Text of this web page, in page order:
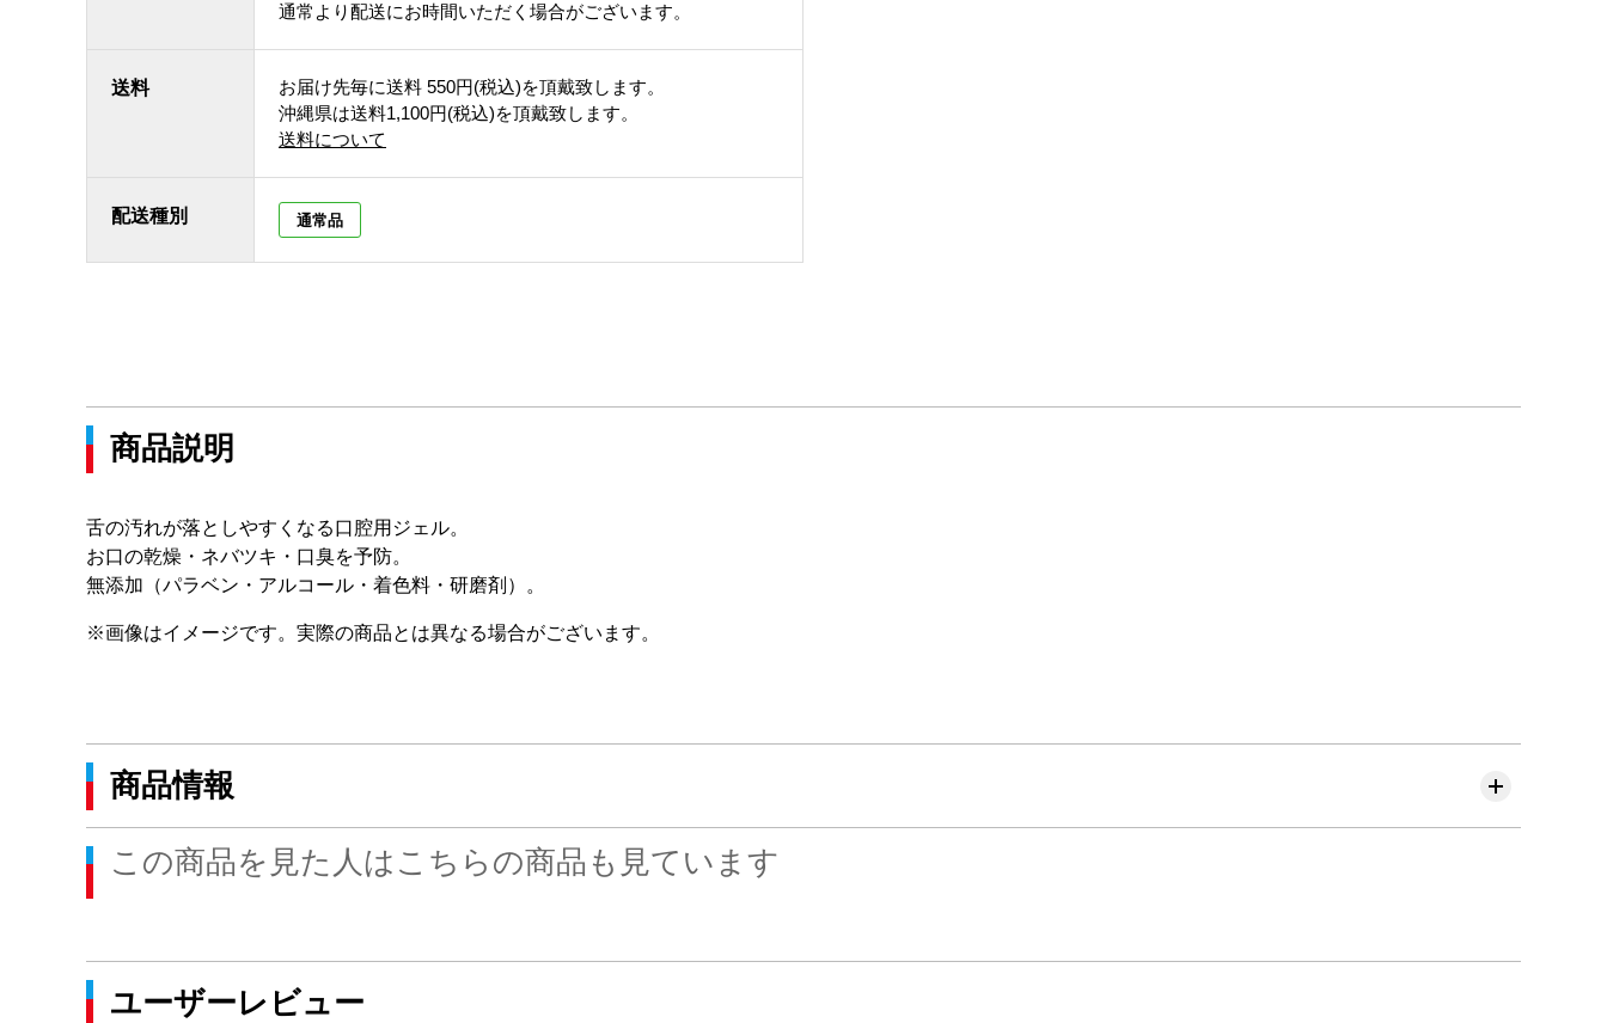
通常より配送にお時間いただく場合がございます。
送料 お届け先毎に送料 550円(税込)を頂戴致します。
沖縄県は送料1,100円(税込)を頂戴致します。
送料について
配送種別 通常品
商品説明
舌の汚れが落としやすくなる口腔用ジェル。
お口の乾燥・ネバツキ・口臭を予防。
無添加（パラベン・アルコール・着色料・研磨剤）。
※画像はイメージです。実際の商品とは異なる場合がございます。
商品情報
この商品を見た人はこちらの商品も見ています
ユーザーレビュー